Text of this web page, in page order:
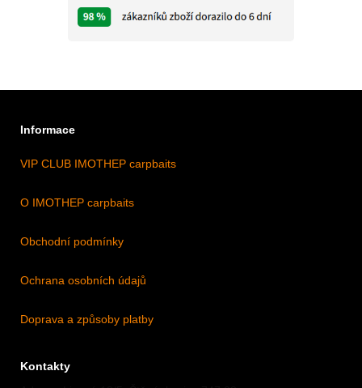
Informace
VIP CLUB IMOTHEP carpbaits
O IMOTHEP carpbaits
Obchodní podmínky
Ochrana osobních údajů
Doprava a způsoby platby
Kontakty